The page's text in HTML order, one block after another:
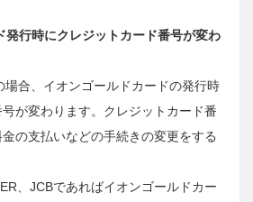
発行時にクレジットカード番号が変わ
場合、イオンゴールドカードの発行時
が変わります。クレジットカード番
の支払いなどの手続きの変更をする
、JCBであればイオンゴールドカー